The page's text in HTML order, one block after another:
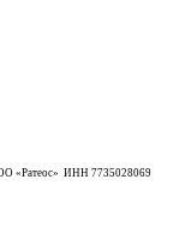
«Ратеос» ИНН 7735028069